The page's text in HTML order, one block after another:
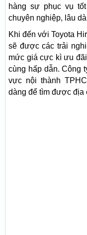
hàng sự phục vụ
chuyên nghiệp, lâu
Khi đến với Toyota
sẽ được các trải
mức giá cực kì ưu
cùng hấp dẫn. Công
vực nội thành
dàng để tìm được địa